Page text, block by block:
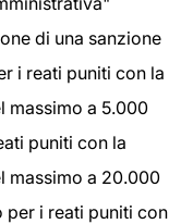
di una sanzione
i reati puniti con la
massimo a 5.000
puniti con la
massimo a 20.000
per i reati puniti con